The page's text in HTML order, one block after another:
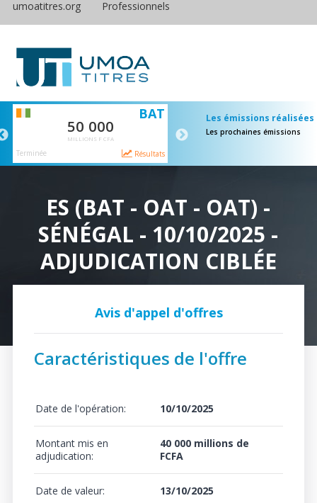
umoatitres.org Professionnels
BAT
50 000
MILLIONS F CFA
Terminée Résultats
65 000
Les émissions réalisées
Les prochaines émissions
ES (BAT - OAT - OAT) -
SÉNÉGAL - 10/10/2025 -
ADJUDICATION CIBLÉE
Avis d'appel d'offres
Caractéristiques de l'offre
Date de l'opération: 10/10/2025
Montant mis en
adjudication:
40 000 millions de
FCFA
Date de valeur: 13/10/2025